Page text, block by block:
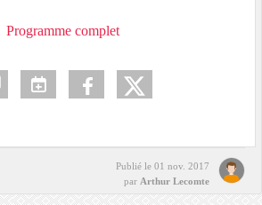
Programme complet
Publié le 01 nov. 2017
par Arthur Lecomte